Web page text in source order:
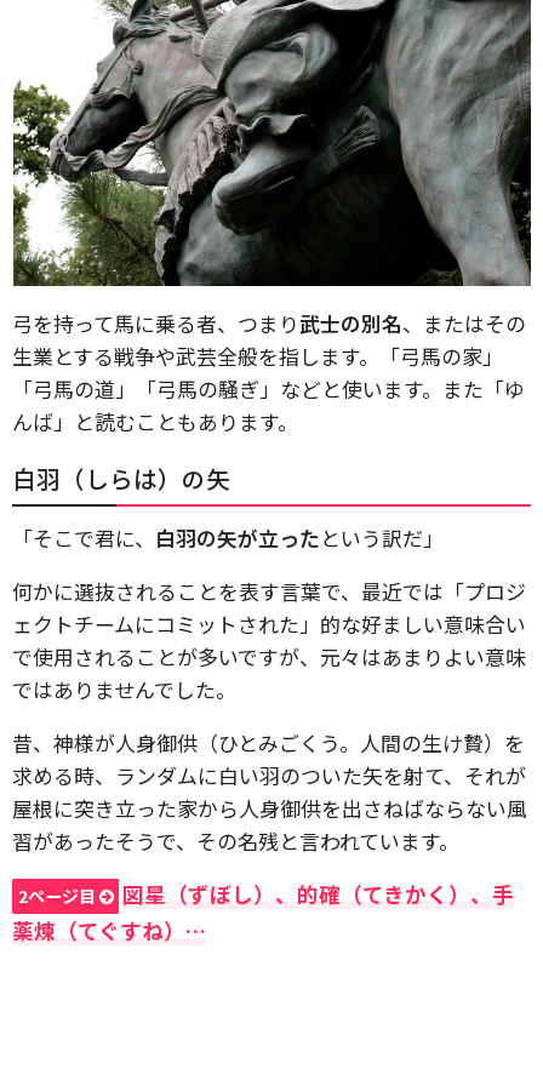
弓を持って馬に乗る者、つまり武士の別名、またはその
生業とする戦争や武芸全般を指します。「弓馬の家」
「弓馬の道」「弓馬の騒ぎ」などと使います。また「ゆ
んば」と読むこともあります。
白羽（しらは）の矢
「そこで君に、 白羽の矢が立ったという訳だ」
何かに選抜されることを表す言葉で、最近では「プロジ
ェクトチームにコミットされた」的な好ましい意味合い
で使用されることが多いですが、元々はあまりよい意味
ではありませんでした。
昔、神様が人身御供（ひとみごくう。人間の生け贄）を
求める時、ランダムに白い羽のついた矢を射て、それが
屋根に突き立った家から人身御供を出さねばならない風
習があったそうで、その名残と言われています。
2ページ目
図星（ずぼし）、的確（てきかく）、手
薬煉（てぐすね）…